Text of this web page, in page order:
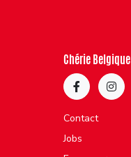
Chérie Belgique
Contact
Jobs